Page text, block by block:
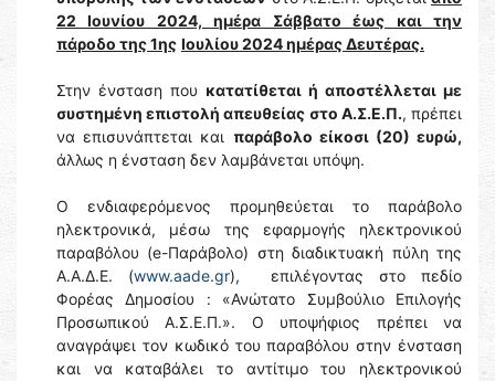
22 Ιουνίου 2024, ημέρα Σάββατο έως και την
πάροδο της 1ης Ιουλίου 2024 ημέρας Δευτέρας.
Στην ένσταση που κατατίθεται ή αποστέλλεται με
συστημένη επιστολή απευθείας στο Α.Σ.Ε.Π., πρέπει
να επισυνάπτεται και παράβολο είκοσι (20) ευρώ,
άλλως η ένσταση δεν λαμβάνεται υπόψη.
Ο ενδιαφερόμενος προμηθεύεται το παράβολο
ηλεκτρονικά, μέσω της εφαρμογής ηλεκτρονικού
παραβόλου (e-Παράβολο) στη διαδικτυακή πύλη της
Α.Α.Δ.Ε. (www.aade.gr), επιλέγοντας στο πεδίο
Φορέας Δημοσίου : «Ανώτατο Συμβούλιο Επιλογής
Προσωπικού Α.Σ.Ε.Π.». Ο υποψήφιος πρέπει να
αναγράψει τον κωδικό του παραβόλου στην ένσταση
και να καταβάλει το αντίτιμο του ηλεκτρονικού